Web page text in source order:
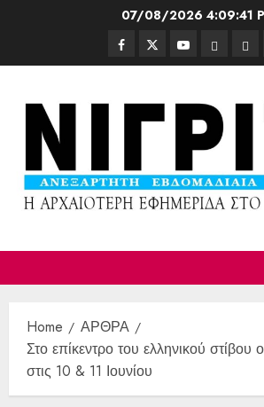
07/08/2026 4:09:43
Home
ΑΡΘΡΑ
Στο επίκεντρο του ελληνικού
στις 10 & 11 Ιουνίου